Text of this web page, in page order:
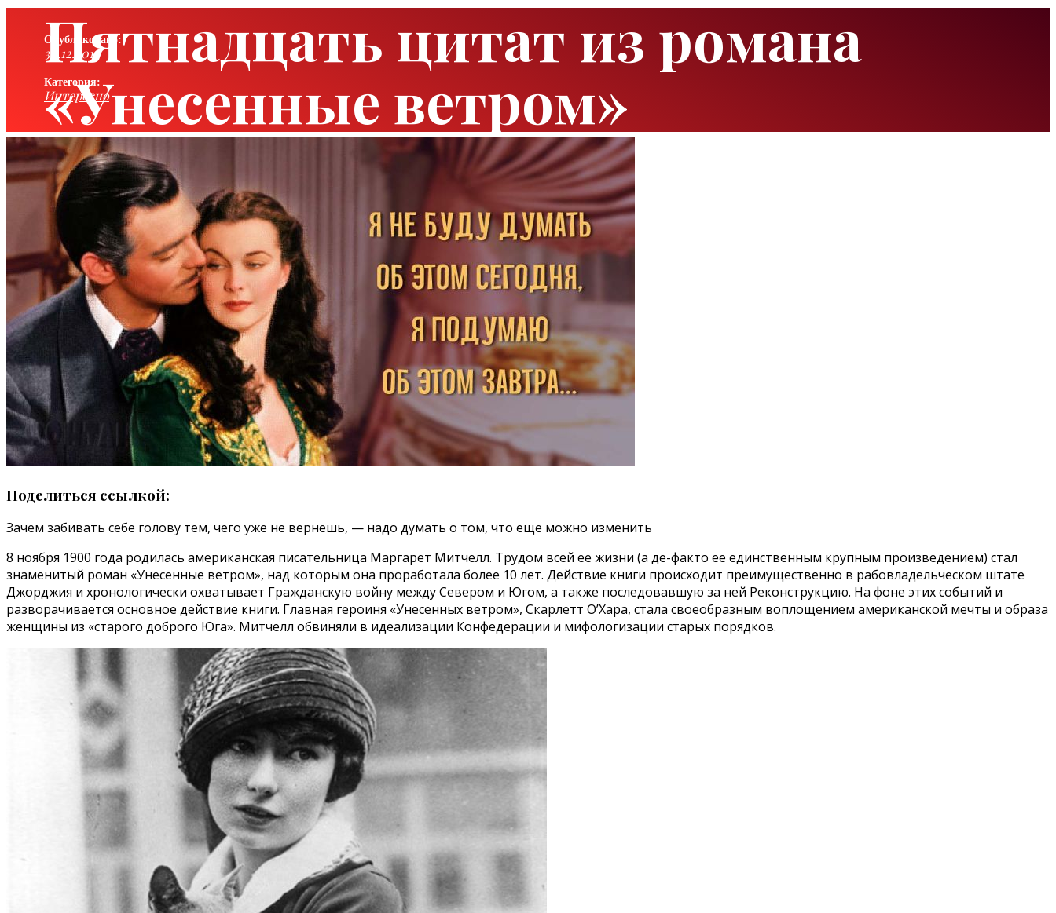
Пятнадцать цитат из романа
«Унесенные ветром»
Опубликовано:
30.12.2019
Категория:
Интересно
Поделиться ссылкой:
Зачем забивать себе голову тем, чего уже не вернешь, — надо думать о том, что еще можно изменить
8 ноября 1900 года родилась американская писательница Маргарет Митчелл. Трудом всей ее жизни (а де-факто ее единственным крупным произведением) стал
знаменитый роман «Унесенные ветром», над которым она проработала более 10 лет. Действие книги происходит преимущественно в рабовладельческом штате
Джорджия и хронологически охватывает Гражданскую войну между Севером и Югом, а также последовавшую за ней Реконструкцию. На фоне этих событий и
разворачивается основное действие книги. Главная героиня «Унесенных ветром», Скарлетт О’Хара, стала своеобразным воплощением американской мечты и образа
женщины из «старого доброго Юга». Митчелл обвиняли в идеализации Конфедерации и мифологизации старых порядков.